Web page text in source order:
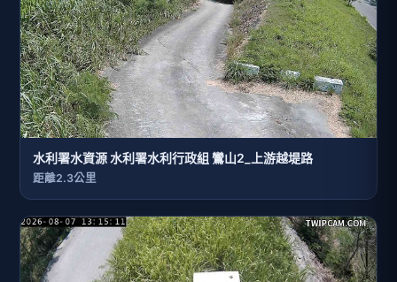
水利署水資源 水利署水利行政組 鸞山2_上游越堤路
距離2.3公里